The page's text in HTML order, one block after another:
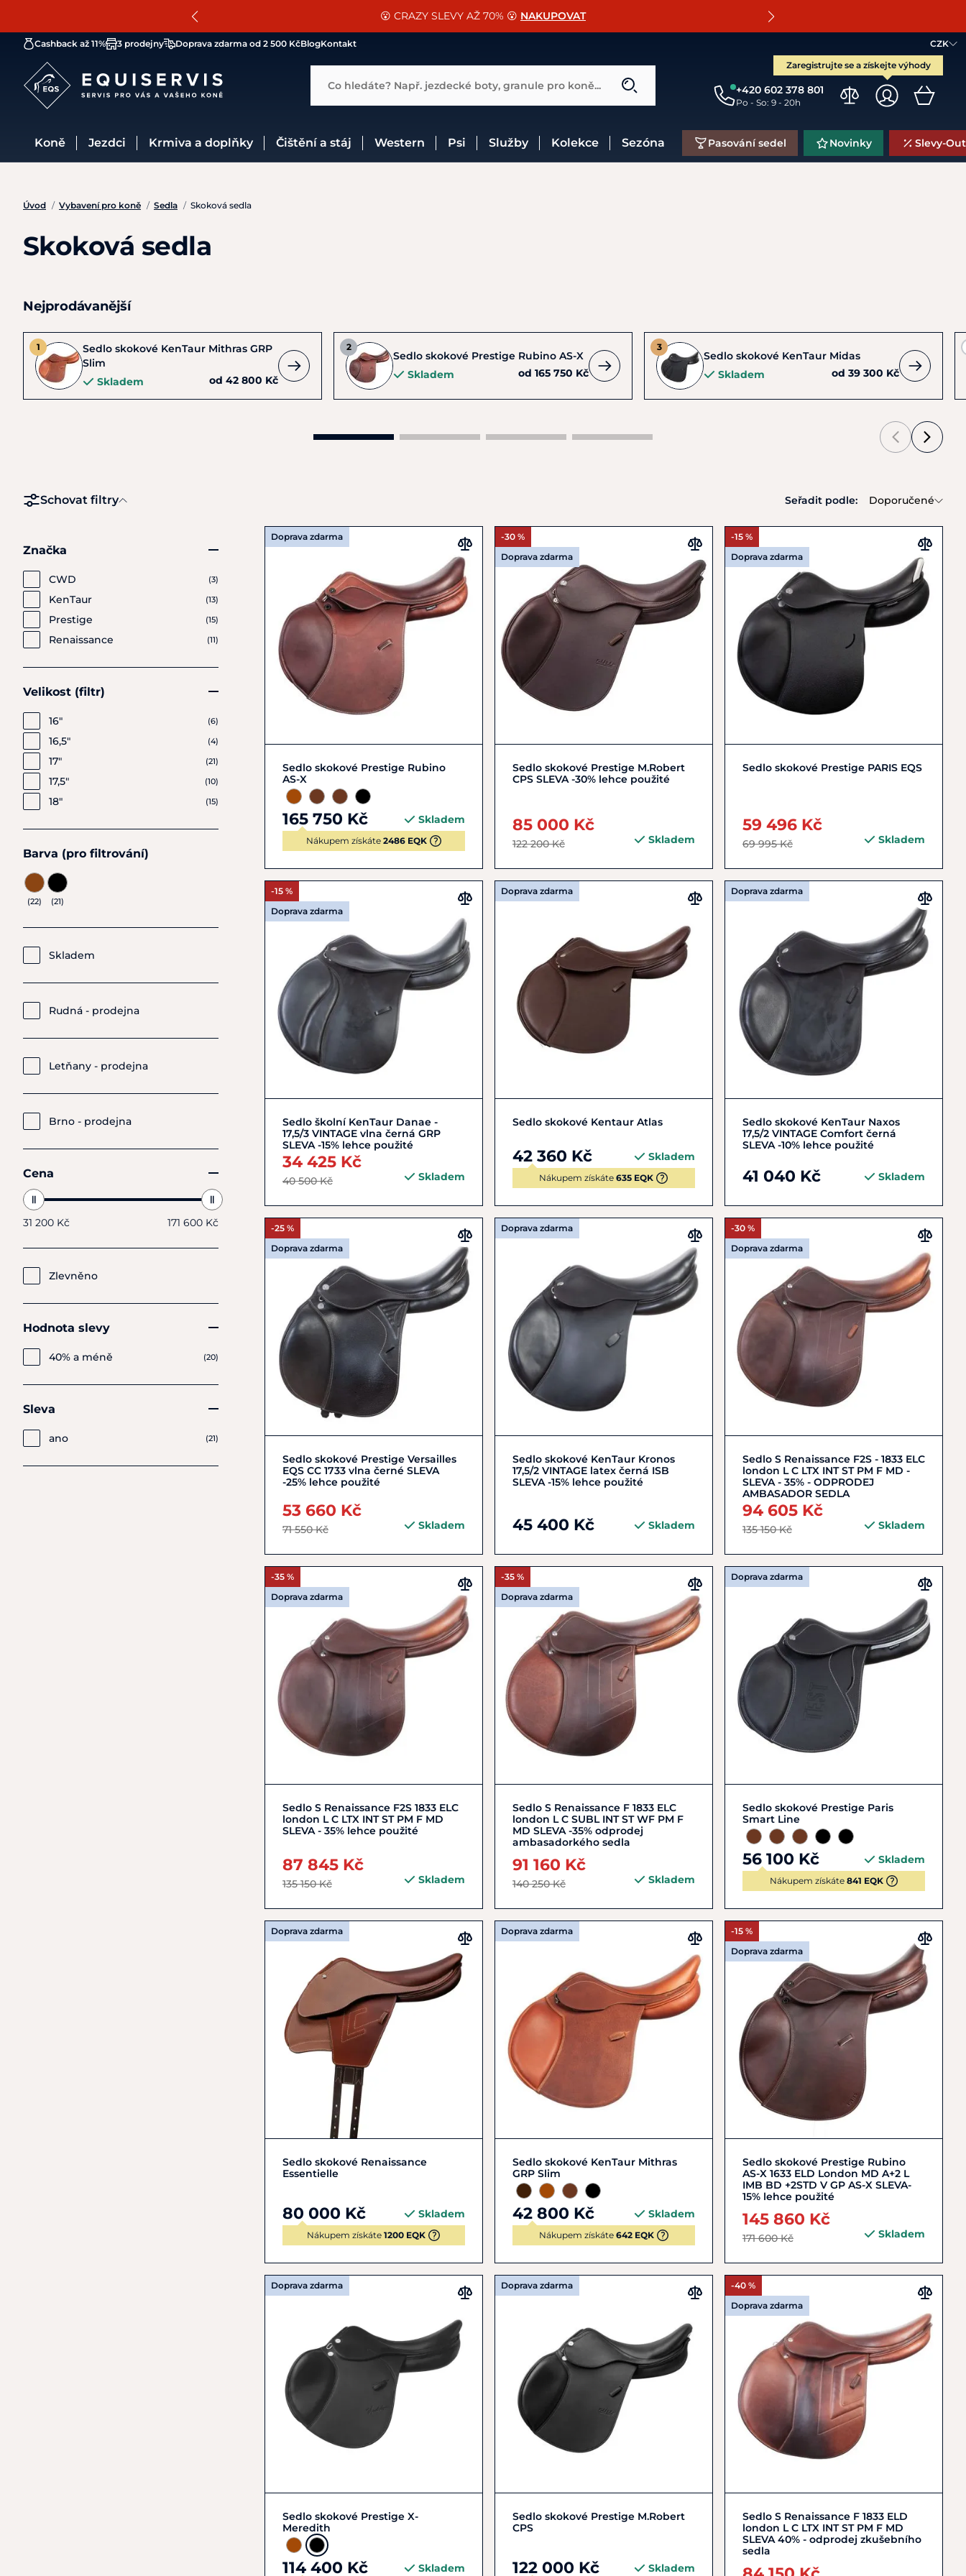
SLEVA 13% na vše od Cassini! CHCI SLEVU
😮 CRAZY SLEVY AŽ 70% 😮 NAKUPOVAT
📐Pasování a doplňky k vybraným sedlům ZDARMA 🐴
CZK
Zaregistrujte se a získejte výhody
+420 602 378 801
Po - So: 9 - 20h
Cashback až 11% 3 prodejny Doprava zdarma od 2 500 KčBlogKontakt
Co hledáte? Např. jezdecké boty, granule pro koně...
Koně Jezdci Krmiva a doplňky Čištění a stáj Western Psi Služby Kolekce Sezóna Pasování sedel Novinky Slevy-
Úvod / Vybavení pro koně / Sedla / Skoková sedla
Skoková sedla
Nejprodávanější
Sedlo skokové KenTaur Mithras GRP
Slim
Skladem
od 42 800 Kč
Sedlo skokové Prestige Rubino AS-X
Skladem
od 165 750 Kč
Sedlo skokové KenTaur Midas
Skladem
od 39 300 Kč
Schovat filtry Seřadit podle: Doporučené
Značka
CWD (3)
KenTaur (13)
Prestige (15)
Renaissance (11)
Velikost (filtr)
16" (6)
16,5" (4)
17" (21)
17,5" (10)
18" (15)
Barva (pro filtrování)
(22) (21)
Skladem
Rudná - prodejna
Letňany - prodejna
Brno - prodejna
Cena
31 200 Kč 171 600 Kč
Zlevněno
Hodnota slevy
40% a méně (20)
Sleva
ano (21)
Doprava zdarma
16" 17"
Sedlo skokové Prestige Rubino
AS-X
165 750 Kč Skladem
Nákupem získáte 2486 EQK
-30 %
Doprava zdarma
Zobrazit detail
Sedlo skokové Prestige M.Robert
CPS SLEVA -30% lehce použité
85 000 Kč
122 200 Kč Skladem
-15 %
Doprava zdarma
Zobrazit detail
Sedlo skokové Prestige PARIS EQS
59 496 Kč
69 995 Kč Skladem
-15 %
Doprava zdarma
Do košíku
Sedlo školní KenTaur Danae -
17,5/3 VINTAGE vlna černá GRP
SLEVA -15% lehce použité
34 425 Kč
40 500 Kč Skladem
Doprava zdarma
Zobrazit detail
Sedlo skokové Kentaur Atlas
42 360 Kč Skladem
Nákupem získáte635 EQK
Doprava zdarma
Do košíku
Sedlo skokové KenTaur Naxos
17,5/2 VINTAGE Comfort černá
SLEVA -10% lehce použité
41 040 Kč Skladem
-25 %
Doprava zdarma
Do košíku
Sedlo skokové Prestige Versailles
EQS CC 1733 vlna černé SLEVA
-25% lehce použité
53 660 Kč
71 550 Kč Skladem
Doprava zdarma
Do košíku
Sedlo skokové KenTaur Kronos
17,5/2 VINTAGE latex černá ISB
SLEVA -15% lehce použité
45 400 Kč Skladem
-30 %
Doprava zdarma
Do košíku
Sedlo S Renaissance F2S - 1833 ELC
london L C LTX INT ST PM F MD -
SLEVA - 35% - ODPRODEJ
AMBASADOR SEDLA
94 605 Kč
135 150 Kč Skladem
-35 %
Doprava zdarma
Do košíku
Sedlo S Renaissance F2S 1833 ELC
london L C LTX INT ST PM F MD
SLEVA - 35% lehce použité
87 845 Kč
135 150 Kč Skladem
-35 %
Doprava zdarma
Do košíku
Sedlo S Renaissance F 1833 ELC
london L C SUBL INT ST WF PM F
MD SLEVA -35% odprodej
ambasadorkého sedla
91 160 Kč
140 250 Kč Skladem
Doprava zdarma
17" 18"
Sedlo skokové Prestige Paris
Smart Line
56 100 Kč Skladem
Nákupem získáte 841 EQK
Doprava zdarma
Zobrazit detail
Sedlo skokové Renaissance
Essentielle
80 000 Kč Skladem
Nákupem získáte1200 EQK
Doprava zdarma
17" 17,5"
Sedlo skokové KenTaur Mithras
GRP Slim
42 800 Kč Skladem
Nákupem získáte 642 EQK
-15 %
Doprava zdarma
Do košíku
Sedlo skokové Prestige Rubino
AS-X 1633 ELD London MD A+2 L
IMB BD +2STD V GP AS-X SLEVA-
15% lehce použité
145 860 Kč
171 600 Kč Skladem
Doprava zdarma
Zobrazit detail
Sedlo skokové Prestige X-
Meredith
114 400 Kč Skladem
Doprava zdarma
Zobrazit detail
Sedlo skokové Prestige M.Robert
CPS
122 000 Kč Skladem
-40 %
Doprava zdarma
Do košíku
Sedlo S Renaissance F 1833 ELD
london L C LTX INT ST PM F MD
SLEVA 40% - odprodej zkušebního
sedla